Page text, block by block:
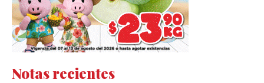
Notas recientes